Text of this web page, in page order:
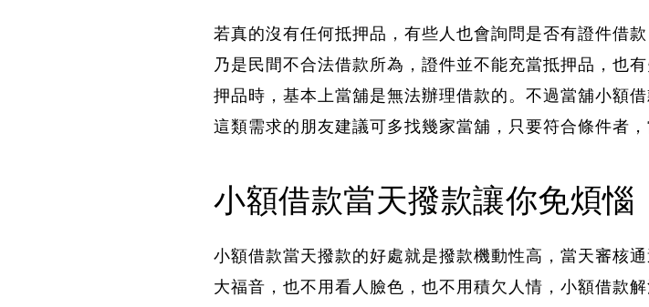
若真的沒有任何抵押品，有些人也會詢問是否有證件借款
乃是民間不合法借款所為，證件並不能充當抵押品，也
押品時，基本上當舖是無法辦理借款的。 不過當舖小額
這類需求的朋友建議可多找幾家當舖，只要符合條件者，
小額借款當天撥款讓你免煩惱
小額借款當天撥款的好處就是撥款機動性高， 當天審核
大福音，也不用看人臉色，也不用積欠人情，小額借款